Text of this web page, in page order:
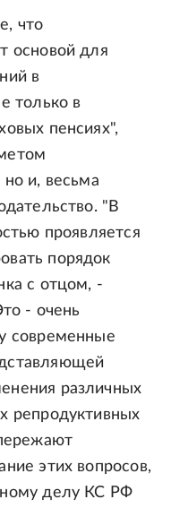
что
основой для
в
только в
пенсиях",
и, весьма
"В
проявляется
порядок
с отцом, -
- очень
современные
различных
репродуктивных
этих вопросов,
делу КС РФ